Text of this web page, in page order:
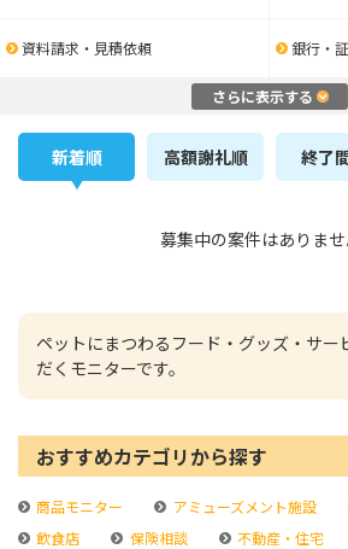
資料請求・見積依頼 銀行・
さらに表示する
新着順 高額謝礼順 終了
募集中の案件はありませ
ペットにまつわるフード・グッズ・サー
だくモニターです。
おすすめカテゴリから探す
商品モニター アミューズメント施設
飲食店
保険相談 不動産・住宅